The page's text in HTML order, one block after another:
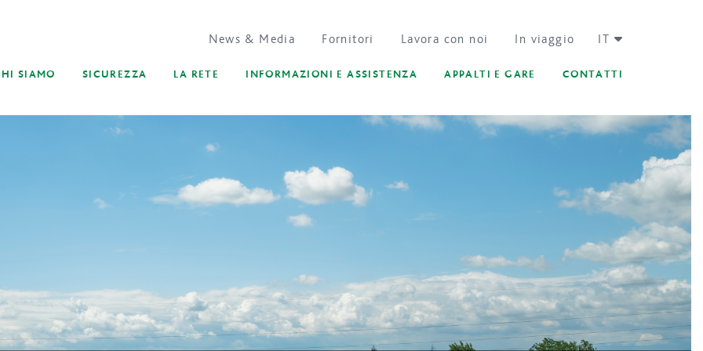
IT
News & Media Fornitori Lavora con noi In viaggio
SIAMO SICUREZZA LA RETE INFORMAZIONI E ASSISTENZA APPALTI E GARE CONTATTI